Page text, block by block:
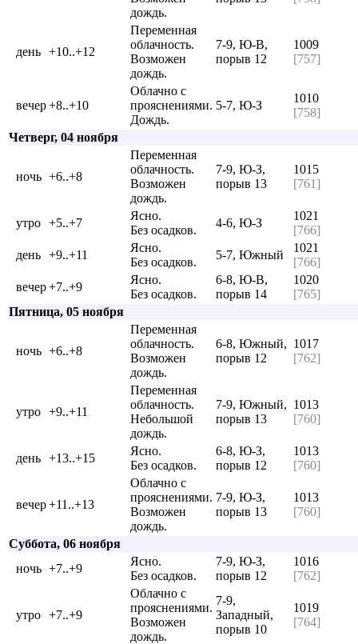
дождь.
день +10..+12
Переменная
облачность.
Возможен
дождь.
7-9, Ю-В,
порыв 12
1009
[757]
вечер+8..+10
Облачно с
прояснениями.
Дождь.
5-7, Ю-З
1010
[758]
Четверг, 04 ноября
ночь +6..+8
Переменная
облачность.
Возможен
дождь.
7-9, Ю-З,
порыв 13
1015
[761]
утро +5..+7
Ясно.
Без осадков.
4-6, Ю-З
1021
[766]
день +9..+11
Ясно.
Без осадков.
5-7, Южный
1021
[766]
вечер+7..+9
Ясно.
Без осадков.
6-8, Ю-В,
порыв 14
1020
[765]
Пятница, 05 ноября
ночь +6..+8
Переменная
облачность.
Возможен
дождь.
6-8, Южный,
порыв 12
1017
[762]
утро +9..+11
Переменная
облачность.
Небольшой
дождь.
7-9, Южный,
порыв 13
1013
[760]
день +13..+15
Ясно.
Без осадков.
6-8, Ю-З,
порыв 12
1013
[760]
вечер+11..+13
Облачно с
прояснениями.
Возможен
дождь.
7-9, Ю-З,
порыв 13
1013
[760]
Суббота, 06 ноября
ночь +7..+9
Ясно.
Без осадков.
7-9, Ю-З,
порыв 12
1016
[762]
утро +7..+9
Облачно с
прояснениями.
Возможен
дождь.
7-9,
Западный,
порыв 10
1019
[764]